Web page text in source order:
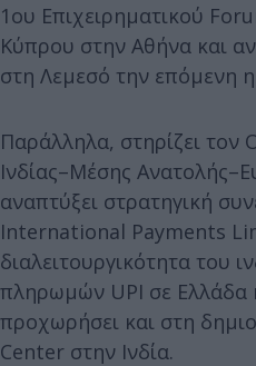
1ου Επιχειρηματικού
Κύπρου στην Αθήνα και
στη Λεμεσό την επόμενη
Παράλληλα, στηρίζει τον
Ινδίας–Μέσης
αναπτύξει στρατηγική
International Payments
διαλειτουργικότητα του
πληρωμών UPI σε Ελλάδα
προχωρήσει και στη
Center στην Ινδία.